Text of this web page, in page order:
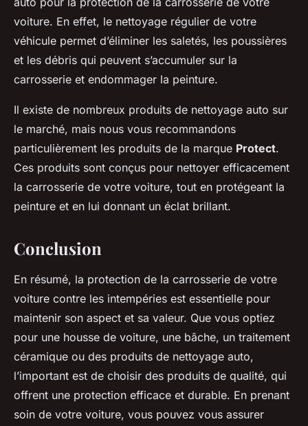
voiture. En effet, le nettoyage régulier de votre
véhicule permet d’éliminer les saletés, les poussières
et les débris qui peuvent s’accumuler sur la
carrosserie et endommager la peinture.
Il existe de nombreux produits de nettoyage auto sur
le marché, mais nous vous recommandons
particulièrement les produits de la marque Protect.
Ces produits sont conçus pour nettoyer efficacement
la carrosserie de votre voiture, tout en protégeant la
peinture et en lui donnant un éclat brillant.
Conclusion
En résumé, la protection de la carrosserie de votre
voiture contre les intempéries est essentielle pour
maintenir son aspect et sa valeur. Que vous optiez
pour une housse de voiture, une bâche, un traitement
céramique ou des produits de nettoyage auto,
l’important est de choisir des produits de qualité, qui
offrent une protection efficace et durable. En prenant
soin de votre voiture, vous pouvez vous assurer